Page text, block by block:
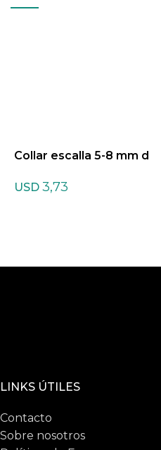
Collar escalla 5-8 mm d
USD 3,73
LINKS ÚTILES
Contacto
Sobre nosotros